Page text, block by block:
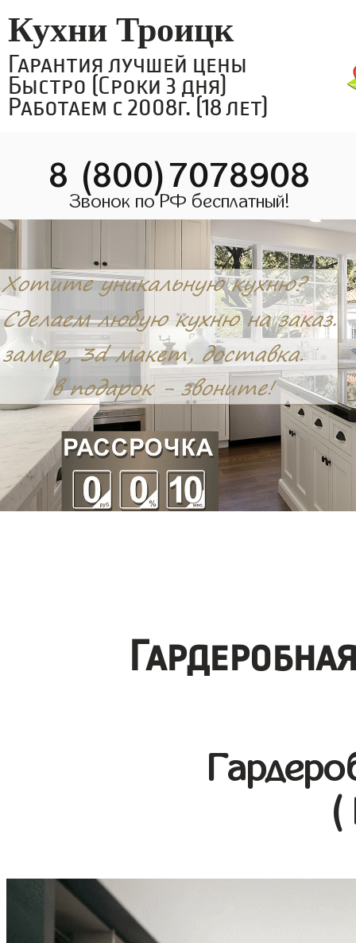
Кухни Троицк
Гарантия лучшей цены
Быстро (Сроки 3 дня)
Работаем с 2008г. (18 лет)
8 (800)7078908
Звонок по РФ бесплатный!
(